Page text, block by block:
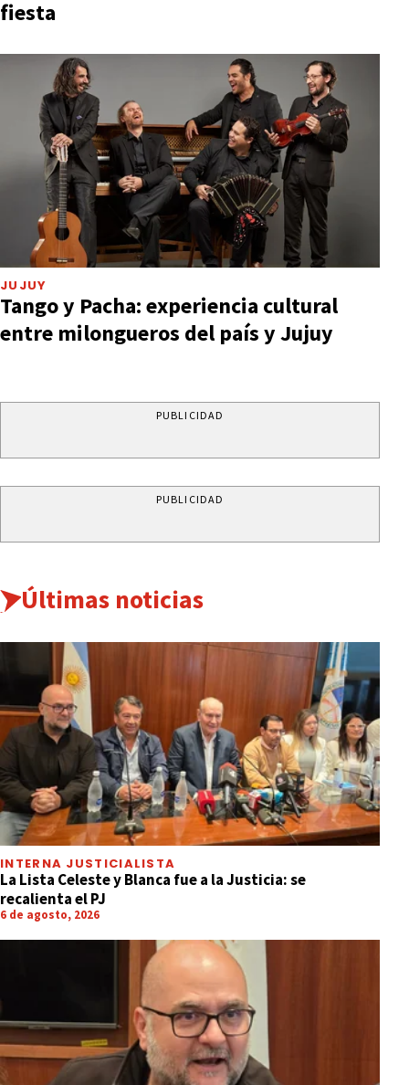
fiesta
JUJUY
Tango y Pacha: experiencia cultural
entre milongueros del país y Jujuy
PUBLICIDAD
PUBLICIDAD
Últimas noticias
INTERNA JUSTICIALISTA
La Lista Celeste y Blanca fue a la Justicia: se
recalienta el PJ
6 de agosto, 2026